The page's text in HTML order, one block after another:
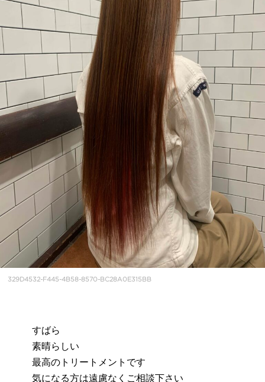
329D4532-F445-4B58-8570-BC28A0E315BB
すばら
素晴らしい
最高のトリートメントです
気になる方は遠慮なくご相談下さい